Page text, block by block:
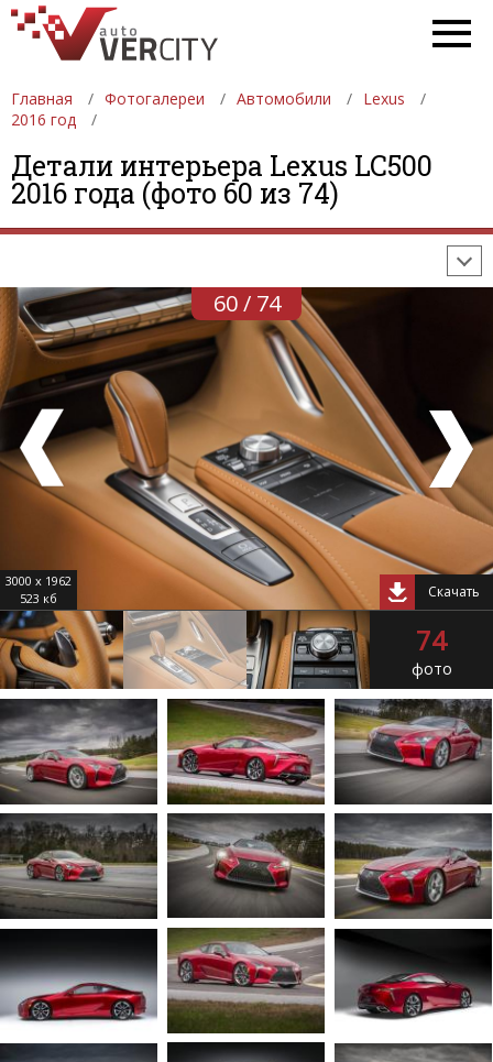
Главная Фотогалереи Автомобили
Lexus
2016 год
Детали интерьера Lexus LC500
2016 года (фото 60 из 74)
ФОТОГАЛЕРЕИ АВТОМОБИЛИ
ДЕВУШКИ
АВТОСАЛОНЫ
ФОРМУЛА-1
60 / 74
3000 x 1962
523 кб
Скачать
74
фото